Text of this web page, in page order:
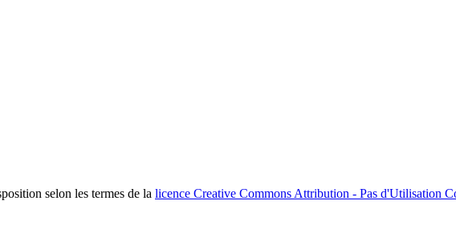
selon les termes de la licence Creative Commons Attribution - Pas d'Utilisation